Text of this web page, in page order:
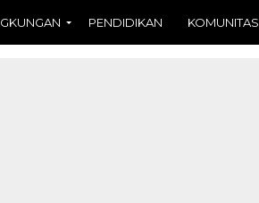
PENDIDIKAN KOMUNITAS